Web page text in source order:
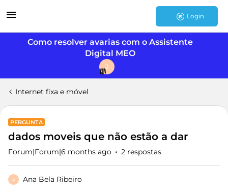
Login
Como resolver avarias com o Assistente
Digital MEO
J
Internet fixa e móvel
PERGUNTA
dados moveis que não estão a dar
Forum|Forum|6 months ago 2 respostas
A Ana Bela Ribeiro